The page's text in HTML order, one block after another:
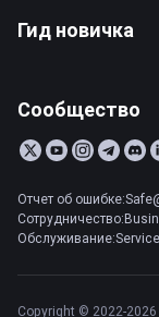
Гид новичка
Сообщество
Отчет об
Copyright © 2022-2026